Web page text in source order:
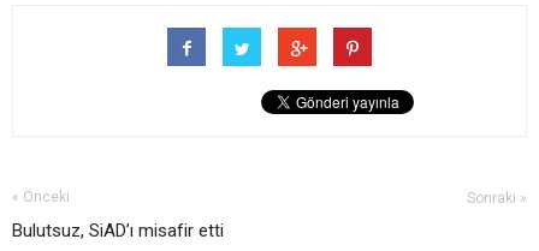
« Önceki
Bulutsuz, SiAD’ı misafir etti
Sonraki »